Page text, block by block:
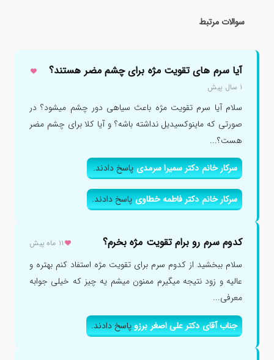
سوالات مرتبط
آیا سرم های تقویت مژه برای چشم مضر هستند؟
۱ سال پیش
سلام آیا سرم تقویت مژه باعث سیاهی دور چشم میشود؟ در
صورتی که ماینوکسیدیل نداشته باشه؟ و آیا کلا برای چشم مضر
هست؟...
سرکار خانم دکتر سمیرا سرمدیپاسخ دادند.
سرکار خانم دکتر فاطمه خطاویپاسخ دادند.
کدوم سرم رو برام تقویت مژه بخرم؟ ۱۱ ماه پیش
سلام ببخشید از کدوم سرم برای تقویت مژه استفاد کنم بهتره و
عالیه و زود نتیجه میگیرم ممنون میشم یه چیز که خیلی جوابه
معرفی...
جناب آقای دکتر علی اصغر برزوپاسخ دادند.